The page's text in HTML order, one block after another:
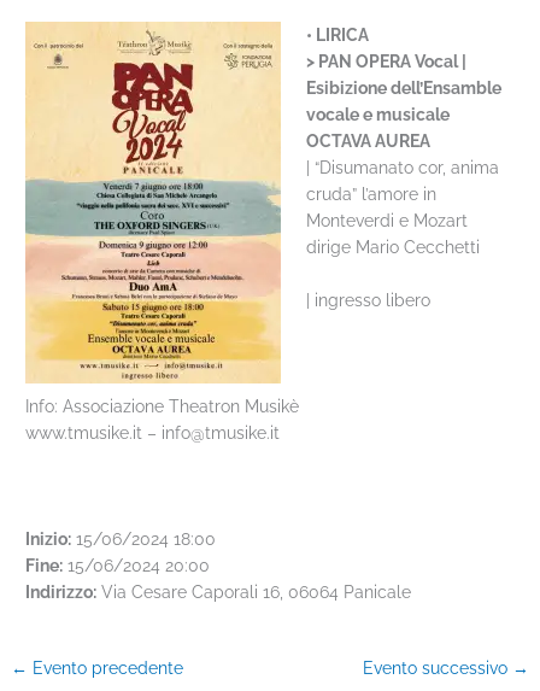
• LIRICA
> PAN OPERA Vocal |
Esibizione dell’Ensamble
vocale e musicale
OCTAVA AUREA
| “Disumanato cor, anima
cruda” l’amore in
Monteverdi e Mozart
dirige Mario Cecchetti
| ingresso libero
Info: Associazione Theatron Musikè
www.tmusike.it – info@tmusike.it
Inizio: 15/06/2024 18:00
Fine: 15/06/2024 20:00
Indirizzo: Via Cesare Caporali 16, 06064 Panicale
← Evento precedente Evento successivo →